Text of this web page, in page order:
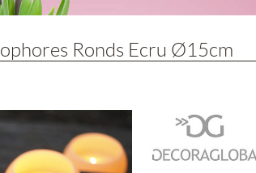
Ronds Ecru Ø15cm